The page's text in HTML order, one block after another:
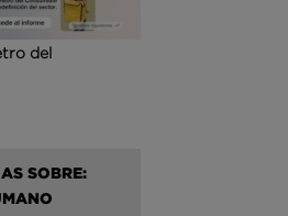
del
SOBRE: